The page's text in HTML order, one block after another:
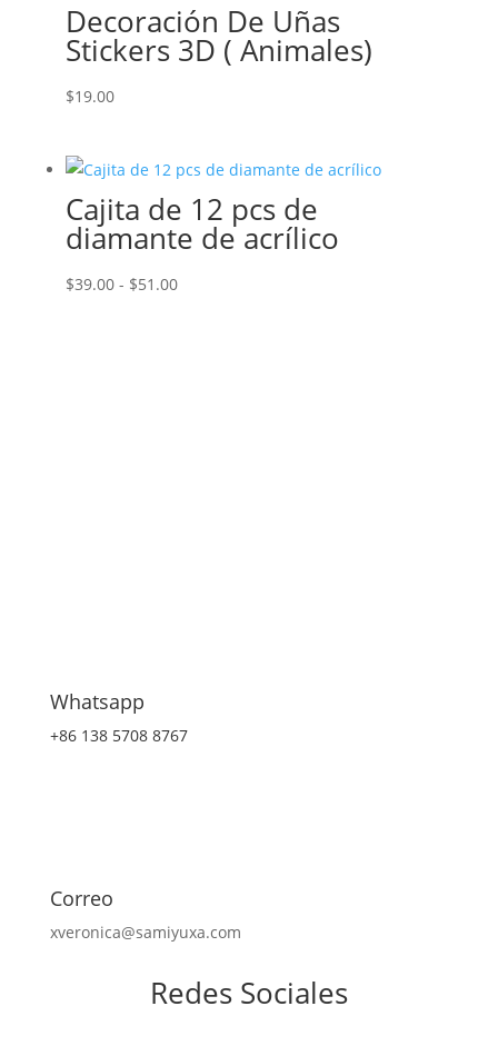
Decoración De Uñas
Stickers 3D ( Animales)
$19.00
Cajita de 12 pcs de
diamante de acrílico
$39.00 - $51.00Rango
Whatsapp
+86 138 5708 8767
Correo
xveronica@samiyuxa.com
Redes Sociales